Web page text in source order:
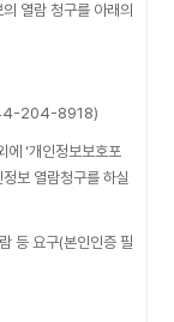
열람 청구를 아래의
204-8918)
에 ‘개인정보보호포
보 열람청구를 하실
등 요구(본인인증 필